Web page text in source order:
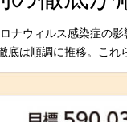
ナウィルス感染症の
底は順調に推移。これ